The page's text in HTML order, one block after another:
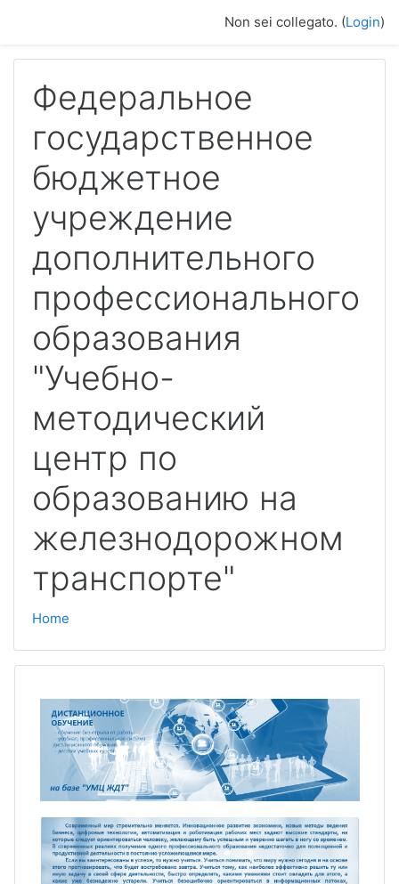
Non sei collegato. (Login)
Федеральное
государственное
бюджетное
учреждение
дополнительного
профессионального
образования
"Учебно-
методический
центр по
образованию на
железнодорожном
транспорте"
Home